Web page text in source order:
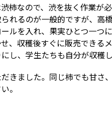
柿なので、渋を抜く作業が必
れるのが一般的ですが、高
ルを入れ、果実ひとつ一つ
、収穫後すぐに販売できるメ
し、学生たちも自分が収穫
きました。同じ柿でも甘さ
。